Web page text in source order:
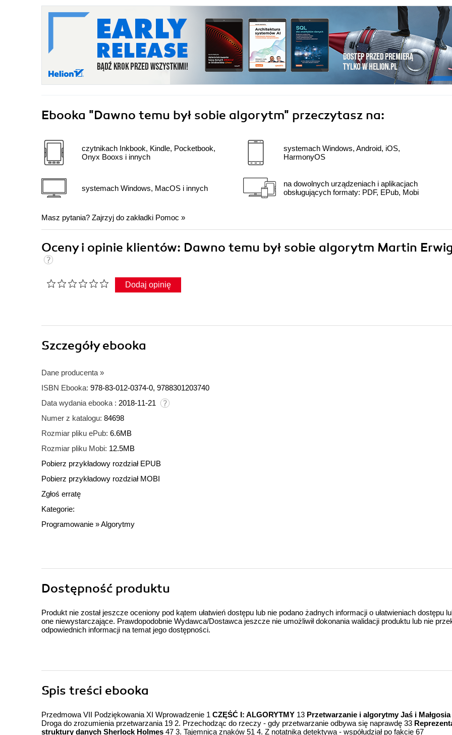
Ebooka "Dawno temu był sobie algorytm" przeczytasz na:
czytnikach Inkbook, Kindle, Pocketbook,
Onyx Booxs i innych
systemach Windows, MacOS i innych
systemach Windows, Android, iOS,
HarmonyOS
na dowolnych urządzeniach i aplikacjach
obsługujących formaty: PDF, EPub, Mobi
Masz pytania? Zajrzyj do zakładki Pomoc »
Oceny i opinie klientów: Dawno temu był sobie algorytm Martin Erwig
Dodaj opinię
Szczegółyebooka
Dane producenta »
ISBN Ebooka: 978-83-012-0374-0, 9788301203740
Data wydania ebooka : 2018-11-21
Numer z katalogu: 84698
Rozmiar pliku ePub: 6.6MB
Rozmiar pliku Mobi: 12.5MB
Pobierz przykładowy rozdział EPUB
Pobierz przykładowy rozdział MOBI
Zgłoś erratę
Kategorie:
Programowanie »Algorytmy
Dostępność produktu
Produkt nie został jeszcze oceniony pod kątem ułatwień dostępu lub nie podano żadnych informacji o ułatwieniach dostępu
one niewystarczające. Prawdopodobnie Wydawca/Dostawca jeszcze nie umożliwił dokonania walidacji produktu lub nie
odpowiednich informacji na temat jego dostępności.
Spis treści ebooka
Przedmowa VII Podziękowania XI Wprowadzenie 1 CZĘŚĆ I: ALGORYTMY 13 Przetwarzanie i algorytmy Jaś i Małgosia
Droga do zrozumienia przetwarzania 19 2. Przechodząc do rzeczy - gdy przetwarzanie odbywa się naprawdę 33
struktury danych Sherlock Holmes 47 3. Tajemnica znaków 51 4. Z notatnika detektywa - współudział po fakcie 67